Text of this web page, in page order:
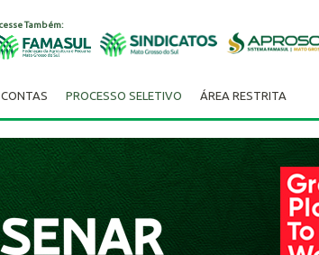
Também:
PROCESSO SELETIVO
ÁREA RESTRITA